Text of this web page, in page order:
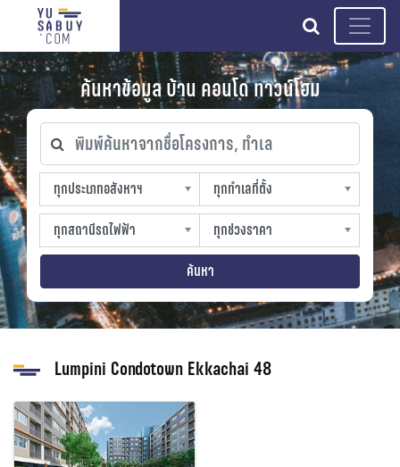
search
ค้นหาข้อมูล บ้าน คอนโด ทาวน์โฮม
พิมพ์ค้นหาจากชื่อโครงการ, ทำเล
ทุกประเภทอสังหาฯ
ทุกประเภทอสังหาฯ
sproperty
ทุกทำเลที่ตั้ง
ทุกทำเลที่ตั้ง
slocation
ทุกสถานีรถไฟฟ้า
ทุกสถานีรถไฟฟ้า
strain-station
ทุกช่วงราคา
ทุกช่วงราคา
sprice
ค้นหา
Lumpini Condotown Ekkachai 48